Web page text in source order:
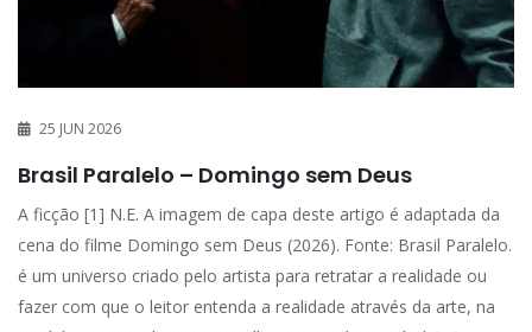
25 JUN 2026
Brasil Paralelo – Domingo sem Deus
A ficção [1] N.E. A imagem de capa deste artigo é adaptada da
cena do filme Domingo sem Deus (2026). Fonte: Brasil Paralelo.
é um universo criado pelo artista para retratar a realidade ou
fazer com que o leitor entenda a realidade através da arte, na